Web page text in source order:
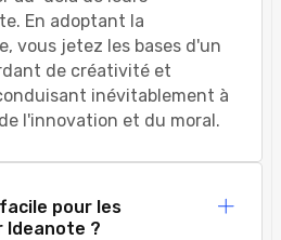
En adoptant la
vous jetez les bases d'un
de créativité et
inévitablement à
l'innovation et du moral.
pour les
Ideanote ?